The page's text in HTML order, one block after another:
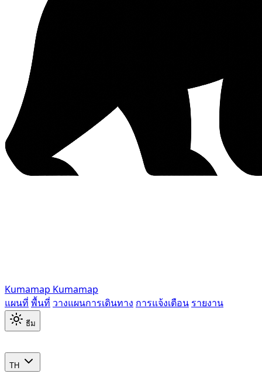
Kumamap Kumamap
แผนที่ พื้นที่ วางแผนการเดินทาง การแจ้งเตือน รายงาน
ธีม
TH